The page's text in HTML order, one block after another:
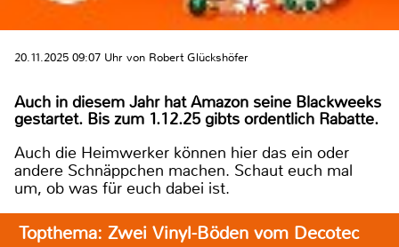
20.11.2025 09:07 Uhr von Robert Glückshöfer
Auch in diesem Jahr hat Amazon seine Blackweeks
gestartet. Bis zum 1.12.25 gibts ordentlich Rabatte.
Auch die Heimwerker können hier das ein oder
andere Schnäppchen machen. Schaut euch mal
um, ob was für euch dabei ist.
Topthema: Zwei Vinyl-Böden vom Decotec